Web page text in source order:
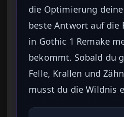
die Optimierung
beste Antwort auf die
in Gothic 1 Remake
bekommt. Sobald du
Felle, Krallen und
musst du die Wildnis